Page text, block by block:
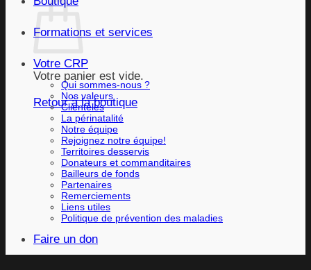
Votre panier est vide.
Retour à la boutique
Formations et services
Votre CRP
Qui sommes-nous ?
Nos valeurs
Clientèles
La périnatalité
Notre équipe
Rejoignez notre équipe!
Territoires desservis
Donateurs et commanditaires
Bailleurs de fonds
Partenaires
Remerciements
Liens utiles
Politique de prévention des maladies
Faire un don